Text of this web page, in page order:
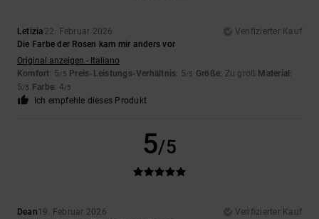
Letizia 22. Februar 2026
Verifizierter Kauf
Die Farbe der Rosen kam mir anders vor
Original anzeigen - Italiano
Komfort: 5/5 Preis-Leistungs-Verhältnis: 5/5 Größe: Zu groß Material :
5/5 Farbe: 4/5
Ich empfehle dieses Produkt
5/5
Dean19. Februar 2026
Verifizierter Kauf